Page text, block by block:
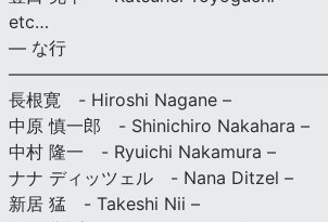
etc…
— な行
長根寛 - Hiroshi Nagane –
中原 慎一郎 - Shinichiro Nakahara –
中村 隆一 - Ryuichi Nakamura –
ナナ ディッツェル - Nana Ditzel –
新居 猛 - Takeshi Nii –